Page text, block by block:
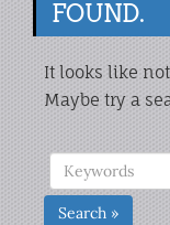
FOUND.
It looks like
Maybe try a
Search »